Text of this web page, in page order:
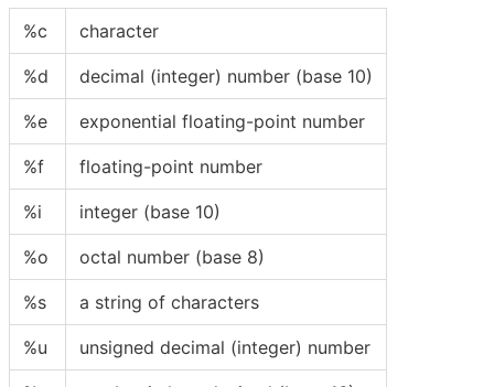
%c character
%d decimal (integer) number (base 10)
%e exponential floating-point number
%f floating-point number
%i integer (base 10)
%o octal number (base 8)
%s a string of characters
%u unsigned decimal (integer) number